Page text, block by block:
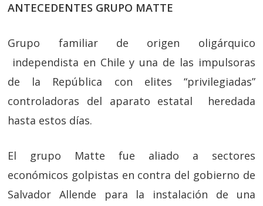
ANTECEDENTES GRUPO MATTE
Grupo familiar de origen oligárquico
independista en Chile y una de las impulsoras
de la República con elites “privilegiadas”
controladoras del aparato estatal heredada
hasta estos días.
El grupo Matte fue aliado a sectores
económicos golpistas en contra del gobierno de
Salvador Allende para la instalación de una